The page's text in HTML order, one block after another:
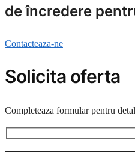
de încredere
Contacteaza-ne
Solicita oferta
Completeaza formular pentru